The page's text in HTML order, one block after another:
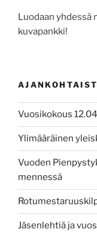
Luodaan yhdessä
kuvapankki!
Vuosikokous
Ylimääräinen
Vuoden
mennessä
Jäsenlehtiä ja